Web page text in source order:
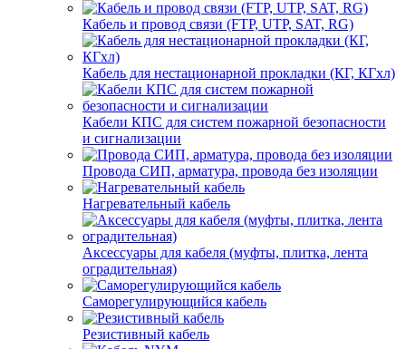
Кабель и провод связи (FTP, UTP, SAT, RG)
Кабель для нестационарной прокладки (КГ, КГхл)
Кабели КПС для систем пожарной безопасности
и сигнализации
Провода СИП, арматура, провода без изоляции
Нагревательный кабель
Аксессуары для кабеля (муфты, плитка, лента
оградительная)
Саморегулирующийся кабель
Резистивный кабель